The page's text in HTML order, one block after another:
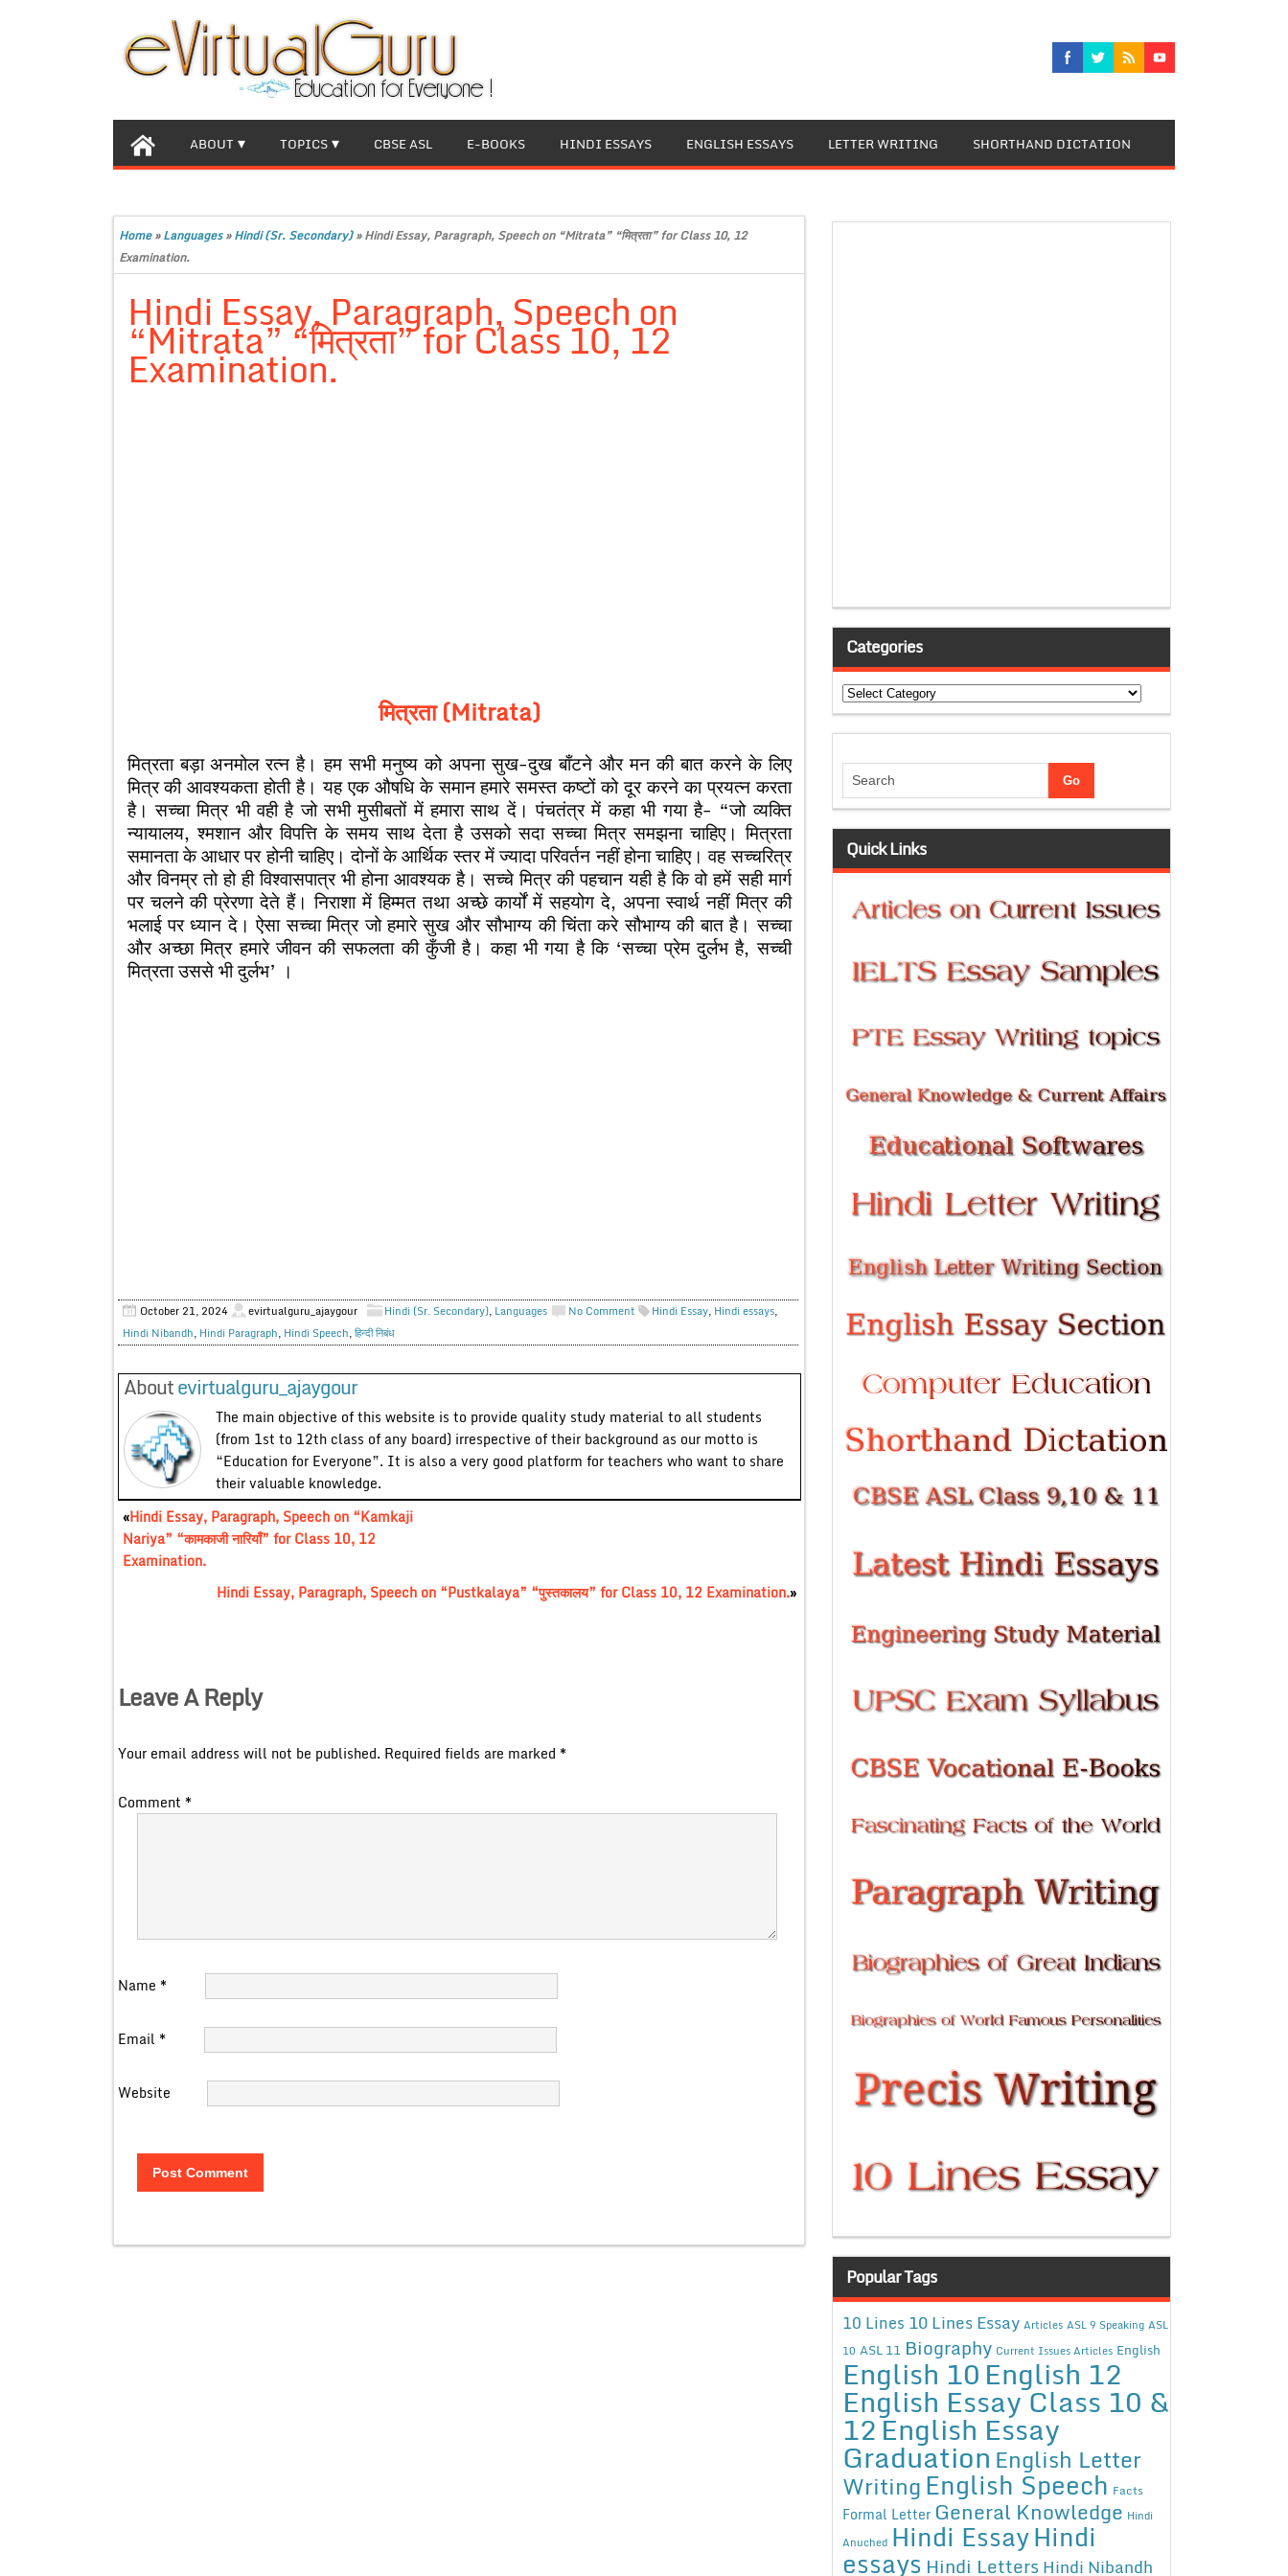
ABOUT TOPICS CBSE ASL E-BOOKS HINDI ESSAYS ENGLISH ESSAYS LETTER WRITING SHORTHAND DICTATION
Home»Languages»Hindi (Sr. Secondary)»Hindi Essay, Paragraph, Speech on “Mitrata” “मित्रता” for Class 10, 12
Examination.
Hindi Essay, Paragraph, Speech on
“Mitrata” “मित्रता” for Class 10, 12
Examination.
मित्रता (Mitrata)
मित्रता बड़ा अनमोल रत्न है। हम सभी मनुष्य को अपना सुख-दुख बाँटने और मन की बात करने के लिए
मित्र की आवश्यकता होती है। यह एक औषधि के समान हमारे समस्त कष्टों को दूर करने का प्रयत्न करता
है। सच्चा मित्र भी वही है जो सभी मुसीबतों में हमारा साथ दें। पंचतंत्र में कहा भी गया है- “जो व्यक्ति
न्यायालय, श्मशान और विपत्ति के समय साथ देता है उसको सदा सच्चा मित्र समझना चाहिए। मित्रता
समानता के आधार पर होनी चाहिए। दोनों के आर्थिक स्तर में ज्यादा परिवर्तन नहीं होना चाहिए। वह सच्चरित्र
और विनम्र तो हो ही विश्वासपात्र भी होना आवश्यक है। सच्चे मित्र की पहचान यही है कि वो हमें सही मार्ग
पर चलने की प्रेरणा देते हैं। निराशा में हिम्मत तथा अच्छे कार्यों में सहयोग दे, अपना स्वार्थ नहीं मित्र की
भलाई पर ध्यान दे। ऐसा सच्चा मित्र जो हमारे सुख और सौभाग्य की चिंता करे सौभाग्य की बात है। सच्चा
और अच्छा मित्र हमारे जीवन की सफलता की कुँजी है। कहा भी गया है कि ‘सच्चा प्रेम दुर्लभ है, सच्ची
मित्रता उससे भी दुर्लभ’ ।
October 21, 2024 evirtualguru_ajaygour Hindi (Sr. Secondary), Languages No Comment Hindi Essay, Hindi essays,
Hindi Nibandh, Hindi Paragraph, Hindi Speech,हिन्दी निबंध
Aboutevirtualguru_ajaygour
The main objective of this website is to provide quality study material to all students
(from 1st to 12th class of any board) irrespective of their background as our motto is
“Education for Everyone”. It is also a very good platform for teachers who want to share
their valuable knowledge.
«Hindi Essay, Paragraph, Speech on “Kamkaji
Nariya” “कामकाजी नारियाँ” for Class 10, 12
Examination.
Hindi Essay, Paragraph, Speech on “Pustkalaya” “पुस्तकालय” for Class 10, 12 Examination.»
Leave A Reply
Your email address will not be published. Required fields are marked *
Comment *
Name *
Email *
Website
Categories
Categories
Quick Links
Popular Tags
10 Lines 10 Lines Essay Articles ASL 9 Speaking ASL
10 ASL 11 Biography Current Issues Articles English
English 10English 12
English Essay Class 10 &
12English Essay
Graduation English Letter
WritingEnglish Speech Facts
Formal Letter General Knowledge Hindi
Anuched Hindi EssayHindi
essays Hindi Letters Hindi Nibandh